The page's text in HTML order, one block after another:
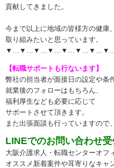
貢献してきました。
今まで以上に地域の皆様方の健康
取り組みたいと思っています。
【転職サポートも行ないます】
弊社の担当者が面接日の設定や条
就業後のフォローはもちろん、
福利厚生なども必要に応じて
サポートさせて頂きます。
また出張面談も行っていますので、
LINEでのお問い合わせ受
大阪介護求人・転職センターオフ
オススメ新着案件や耳寄りなキャ